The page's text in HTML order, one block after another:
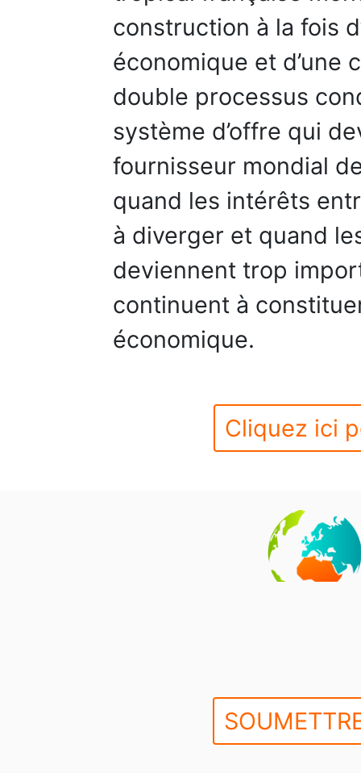
construction à la fois
économique et d’une
double processus
système d’offre qui
fournisseur mondial
quand les intérêts
à diverger et quand
deviennent trop
continuent à
économique.
Cliquez ici